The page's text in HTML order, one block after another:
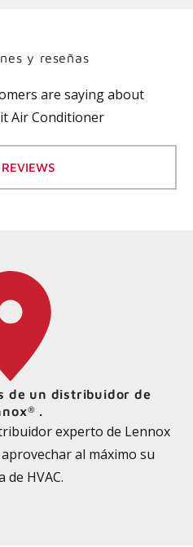
y reseñas
are saying about
Air Conditioner
de un distribuidor de
® .
experto de Lennox
al máximo su
de HVAC.